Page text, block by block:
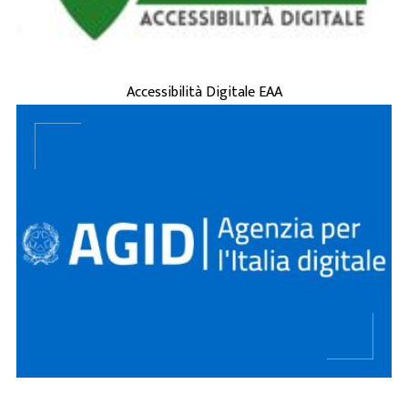
ACCESSIBILITÀ DIGITALE EAA
Accessibilità Digitale EAA
Brand Application
in cui l’identità del brand prende vita
concretamente, diventando visibile e
riconoscibile attraverso tutti i suoi
strumenti di comunicazione e interazi ...